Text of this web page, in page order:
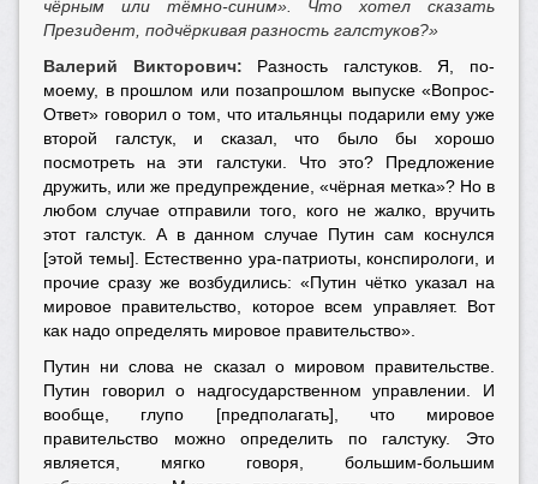
чёрным или тёмно-синим». Что хотел сказать
Президент, подчёркивая разность галстуков?»
Валерий Викторович: Разность галстуков. Я, по-
моему, в прошлом или позапрошлом выпуске «Вопрос-
Ответ» говорил о том, что итальянцы подарили ему уже
второй галстук, и сказал, что было бы хорошо
посмотреть на эти галстуки. Что это? Предложение
дружить, или же предупреждение, «чёрная метка»? Но в
любом случае отправили того, кого не жалко, вручить
этот галстук. А в данном случае Путин сам коснулся
[этой темы]. Естественно ура-патриоты, конспирологи, и
прочие сразу же возбудились: «Путин чётко указал на
мировое правительство, которое всем управляет. Вот
как надо определять мировое правительство».
Путин ни слова не сказал о мировом правительстве.
Путин говорил о надгосударственном управлении. И
вообще, глупо [предполагать], что мировое
правительство можно определить по галстуку. Это
является, мягко говоря, большим-большим